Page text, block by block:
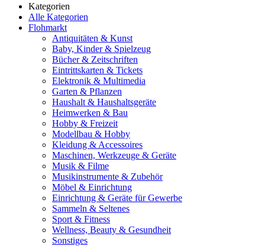
Kategorien
Alle Kategorien
Flohmarkt
Antiquitäten & Kunst
Baby, Kinder & Spielzeug
Bücher & Zeitschriften
Eintrittskarten & Tickets
Elektronik & Multimedia
Garten & Pflanzen
Haushalt & Haushaltsgeräte
Heimwerken & Bau
Hobby & Freizeit
Modellbau & Hobby
Kleidung & Accessoires
Maschinen, Werkzeuge & Geräte
Musik & Filme
Musikinstrumente & Zubehör
Möbel & Einrichtung
Einrichtung & Geräte für Gewerbe
Sammeln & Seltenes
Sport & Fitness
Wellness, Beauty & Gesundheit
Sonstiges